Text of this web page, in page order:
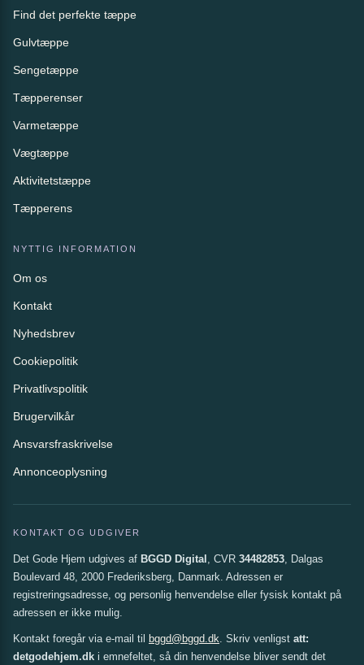
Find det perfekte tæppe
Gulvtæppe
Sengetæppe
Tæpperenser
Varmetæppe
Vægtæppe
Aktivitetstæppe
Tæpperens
NYTTIG INFORMATION
Om os
Kontakt
Nyhedsbrev
Cookiepolitik
Privatlivspolitik
Brugervilkår
Ansvarsfraskrivelse
Annonceoplysning
KONTAKT OG UDGIVER
Det Gode Hjem udgives af BGGD Digital , CVR 34482853, Dalgas
Boulevard 48, 2000 Frederiksberg, Danmark. Adressen er
registreringsadresse, og personlig henvendelse eller fysisk kontakt på
adressen er ikke mulig.
Kontakt foregår via e-mail til bggd@bggd.dk. Skriv venligst att:
detgodehjem.dk i emnefeltet, så din henvendelse bliver sendt det